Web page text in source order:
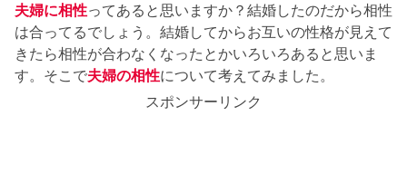
夫婦に相性ってあると思いますか？結婚したのだから相性
は合ってるでしょう。結婚してからお互いの性格が見えて
きたら相性が合わなくなったとかいろいろあると思いま
す。そこで夫婦の相性について考えてみました。
スポンサーリンク